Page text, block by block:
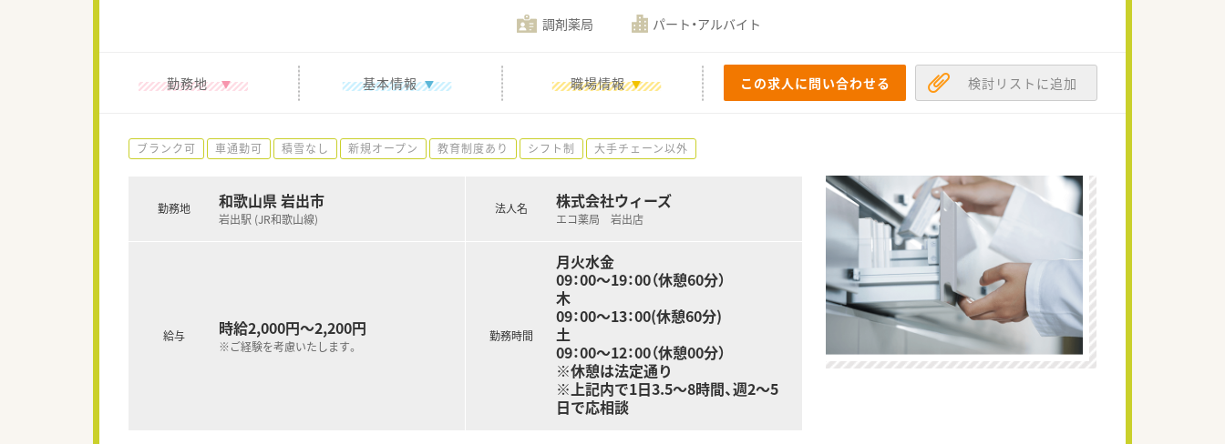
調剤薬局 パート・アルバイト
勤務地 基本情報 職場情報 この求人に問い合わせる 検討リストに追加
ブランク可 車通勤可 積雪なし 新規オープン 教育制度あり シフト制 大手チェーン以外
勤務地 和歌山県 岩出市
岩出駅 (JR和歌山線)
給与 時給2,000円～2,200円
※ご経験を考慮いたします。
法人名 株式会社ウィーズ
エコ薬局 岩出店
勤務時間
月火水金
09：00～19：00（休憩60分）
木
09：00～13：00(休憩60分)
土
09：00～12：00（休憩00分）
※休憩は法定通り
※上記内で1日3.5～8時間、週2～5
日で応相談